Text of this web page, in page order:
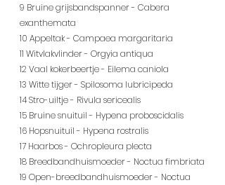
9 Bruine grijsbandspanner - Cabera
exanthemata
10 Appeltak - Campaea margaritaria
11 Witvlakvlinder - Orgyia antiqua
12 Vaal kokerbeertje - Eilema caniola
13 Witte tijger - Spilosoma lubricipeda
14 Stro-uiltje - Rivula sericealis
15 Bruine snuituil - Hypena proboscidalis
16 Hopsnuituil - Hypena rostralis
17 Haarbos - Ochropleura plecta
18 Breedbandhuismoeder - Noctua fimbriata
19 Open-breedbandhuismoeder - Noctua